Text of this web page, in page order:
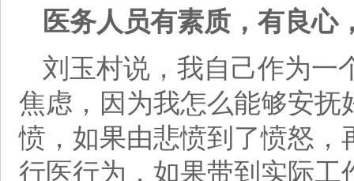
医务人员有素质，有良心
刘玉村说，我自己作为一
焦虑，因为我怎么能够安
愤，如果由悲愤到了愤怒
行医行为，如果带到实际